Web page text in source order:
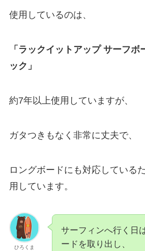
使用しているのは、
「ラックイットアップ サーフボ
ック」
約7年以上使用していますが、
ガタつきもなく非常に丈夫で、
ロングボードにも対応している
用しています。
ひろくま
サーフィンへ行く日
ードを取り出し、